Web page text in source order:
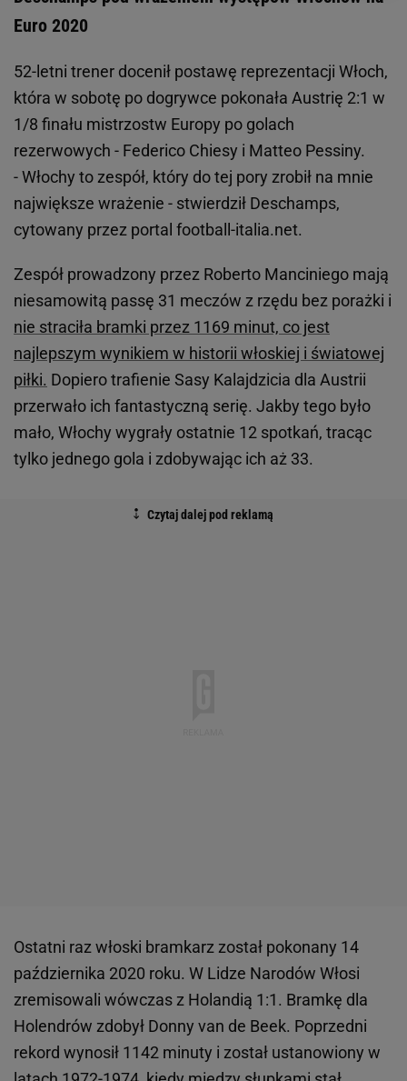
Euro 2020
52-letni trener docenił postawę reprezentacji Włoch,
która w sobotę po dogrywce pokonała Austrię 2:1 w
1/8 finału mistrzostw Europy po golach
rezerwowych - Federico Chiesy i Matteo Pessiny.
- Włochy to zespół, który do tej pory zrobił na mnie
największe wrażenie - stwierdził Deschamps,
cytowany przez portal football-italia.net.
Zespół prowadzony przez Roberto Manciniego mają
niesamowitą passę 31 meczów z rzędu bez porażki i
nie straciła bramki przez 1169 minut, co jest
najlepszym wynikiem w historii włoskiej i światowej
piłki. Dopiero trafienie Sasy Kalajdzicia dla Austrii
przerwało ich fantastyczną serię. Jakby tego było
mało, Włochy wygrały ostatnie 12 spotkań, tracąc
tylko jednego gola i zdobywając ich aż 33.
Ostatni raz włoski bramkarz został pokonany 14
października 2020 roku. W Lidze Narodów Włosi
zremisowali wówczas z Holandią 1:1. Bramkę dla
Holendrów zdobył Donny van de Beek. Poprzedni
rekord wynosił 1142 minuty i został ustanowiony w